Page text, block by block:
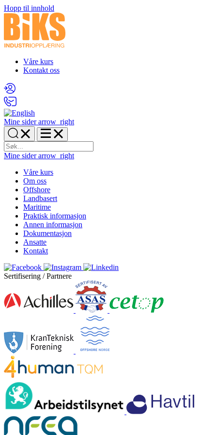
Hopp til innhold
Våre kurs
Kontakt oss
Mine sider arrow_right
Mine sider arrow_right
Våre kurs
Om oss
Offshore
Landbasert
Maritime
Praktisk informasjon
Annen informasjon
Dokumentasjon
Ansatte
Kontakt
Sertifisering / Partnere